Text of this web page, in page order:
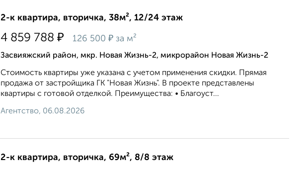
2-к квартира, вторичка, 38м², 12/24 этаж
4 859 788 ₽ 126 500 ₽ за м²
Засвияжский район, мкр. Новая Жизнь-2, микрорайон Новая Жизнь-2
Стоимость квартиры уже укaзaна c учeтoм применeния cкидки. Прямая
продажа от застройщика ГК "Новая Жизнь". В проекте представлены
квартиры с готовой отделкой. Преимущества: • Благоуст...
Агентство, 06.08.2026
2-к квартира, вторичка, 69м², 8/8 этаж